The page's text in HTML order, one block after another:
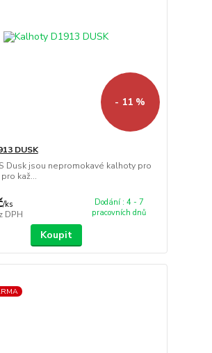
- 11 %
DUSK
Dusk jsou nepromokavé kalhoty pro
kaž...
/ks
DPH
Dodání : 4 - 7
pracovních dnů
Koupit